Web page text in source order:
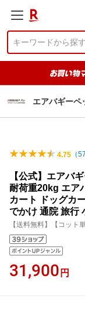
エアバギーペ
4.75 （57
【公式】エアバ
耐荷重20kg エア
カート ドッグカ
でかけ 通院 旅行
【送料無料】【コット
31,900 円